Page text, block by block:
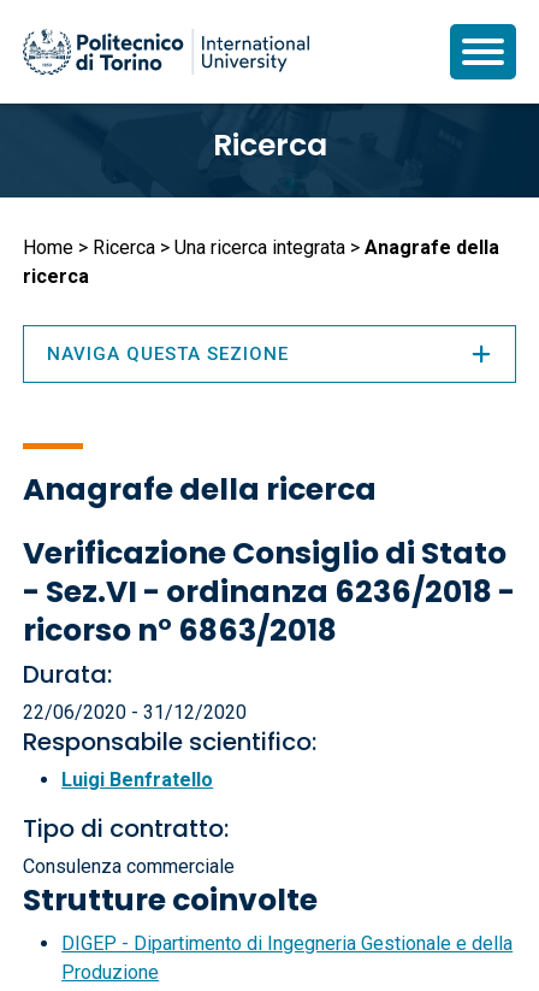
principale
Ricerca
Briciole
di
pane
Home Ricerca Una ricerca integrata
Anagrafe della
ricerca
Anagrafe della ricerca
Verificazione Consiglio di Stato
- Sez.VI - ordinanza 6236/2018 -
ricorso n° 6863/2018
Durata:
22/06/2020 - 31/12/2020
Responsabile scientifico:
Luigi Benfratello
Tipo di contratto:
Consulenza commerciale
Strutture coinvolte
DIGEP - Dipartimento di Ingegneria Gestionale e della
Produzione
NAVIGA QUESTA SEZIONE